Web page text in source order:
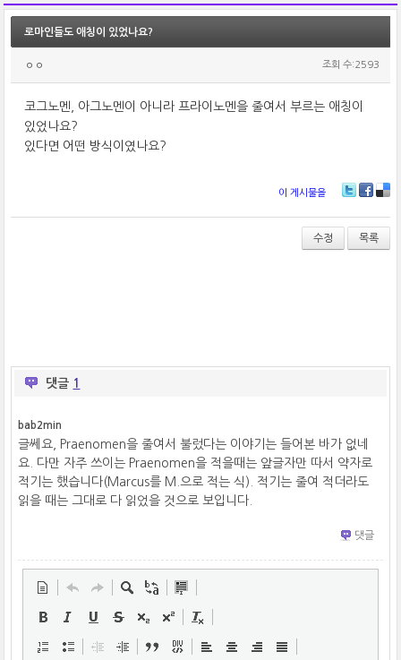
로마인들도 애칭이 있었나요?
ㅇㅇ 조회 수:2593
코그노멘, 아그노멘이 아니라 프라이노멘을 줄여서 부르는 애칭이
있었나요?
있다면 어떤 방식이였나요?
이 게시물을
wi
er
ce
bo
ok
lici
ou
s
수정 목록
댓글 1
bab2min
글쎄요, Praenomen을 줄여서 불렀다는 이야기는 들어본 바가 없네
요. 다만 자주 쓰이는 Praenomen을 적을때는 앞글자만 따서 약자로
적기는 했습니다(Marcus를 M.으로 적는 식). 적기는 줄여 적더라도
읽을 때는 그대로 다 읽었을 것으로 보입니다.
댓글